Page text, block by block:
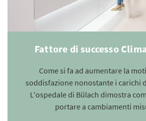
Fattore di successo
Come si fa ad aumentare la
soddisfazione nonostante i carichi
L'ospedale di Bülach dimostra
portare a cambiamenti